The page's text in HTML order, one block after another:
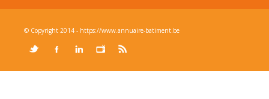
© Copyright 2014 - https://www.annuaire-batiment.be